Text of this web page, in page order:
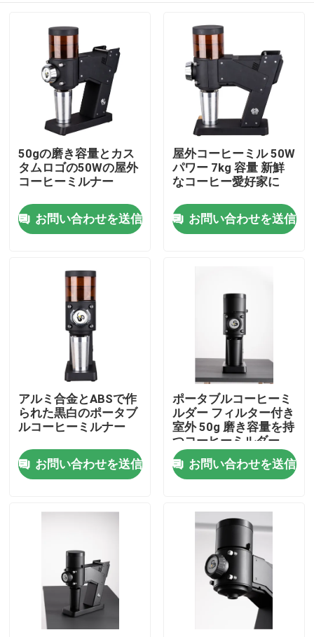
家
プロダクト
VRショー
私達について
工場旅行
品質管理
コーヒー豆の粉砕機
ぎざぎざのコーヒー豆挽器
50gの磨き容量とカス
タムロゴの50Wの屋外
コーヒーミルナー
お問い合わせを送信
屋外コーヒーミル 50W
パワー 7kg 容量 新鮮
なコーヒー愛好家に
お問い合わせを送信
アルミ合金とABSで作
られた黒白のポータブ
ルコーヒーミルナー
お問い合わせを送信
ポータブルコーヒーミ
ルダー フィルター付き
室外 50g 磨き容量を持
つコーヒーミルダー
お問い合わせを送信